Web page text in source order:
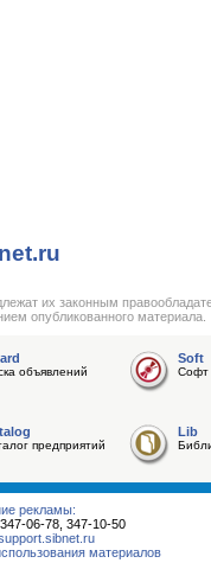
их законным
опубликованного материала.
объявлений
Soft
Софт
предприятий
Lib
рекламы:
06-78, 347-10-50
материалов